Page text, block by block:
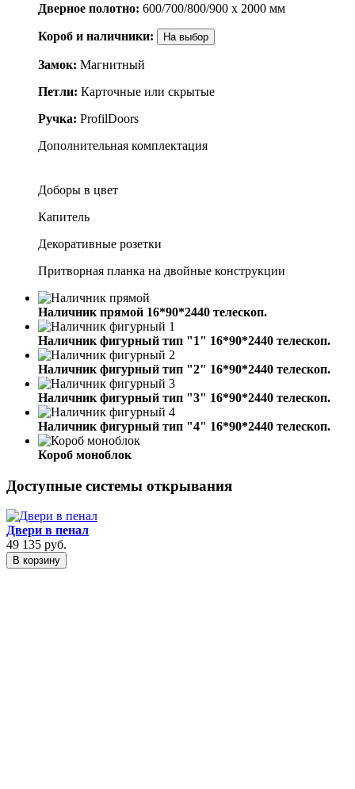
Дверное полотно: 600/700/800/900 x 2000 мм
Короб и наличники: На выбор
Замок: Магнитный
Петли: Карточные или скрытые
Ручка: ProfilDoors
Дополнительная комплектация
Доборы в цвет
Капитель
Декоративные розетки
Притворная планка на двойные конструкции
Наличник прямой 16*90*2440 телескоп.
Наличник фигурный тип "1" 16*90*2440 телескоп.
Наличник фигурный тип "2" 16*90*2440 телескоп.
Наличник фигурный тип "3" 16*90*2440 телескоп.
Наличник фигурный тип "4" 16*90*2440 телескоп.
Короб моноблок
Доступные системы открывания
Двери в пенал
49 135 руб.
В корзину